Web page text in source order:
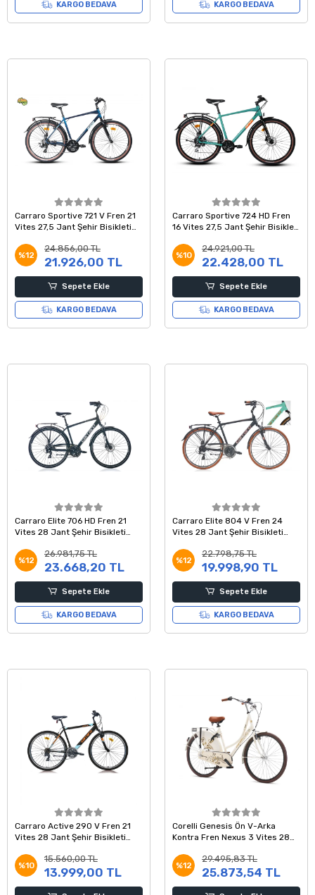
KARGO BEDAVA KARGO BEDAVA
Carraro Sportive 721 V Fren 21
Vites 27,5 Jant Şehir Bisikleti
%12
24.856,00 TL
21.926,00 TL
Sepete Ekle
KARGO BEDAVA
Carraro Sportive 724 HD Fren
16 Vites 27,5 Jant Şehir Bisikleti
%10
24.921,00 TL
22.428,00 TL
Sepete Ekle
KARGO BEDAVA
Carraro Elite 706 HD Fren 21
Vites 28 Jant Şehir Bisikleti
%12
26.981,75 TL
23.668,20 TL
Sepete Ekle
KARGO BEDAVA
Carraro Elite 804 V Fren 24
Vites 28 Jant Şehir Bisikleti
%12
22.798,75 TL
19.998,90 TL
Sepete Ekle
KARGO BEDAVA
Carraro Active 290 V Fren 21
Vites 28 Jant Şehir Bisikleti
%10
15.560,00 TL
13.999,00 TL
Corelli Genesis Ön V-Arka
Kontra Fren Nexus 3 Vites 28
20 Kadro
%12
29.495,83 TL
25.873,54 TL